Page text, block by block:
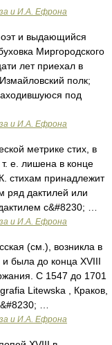
и И.А. Ефрона
и выдающийся
Миргородского
лет приехал в
полк;
под
и И.А. Ефрона
метрике стих, в
е. лишена в конце
стихам принадлежит
ряд дактилей или
с&#8230; …
и И.А. Ефрона
(см.), возникла в
была до конца XVIII
С 1547 до 1701
Litewska , Краков,
…
и И.А. Ефрона